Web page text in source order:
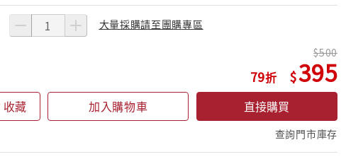
大量採購請至團購專區
79
500
395
收藏 加入購物車 直接購買
查詢門市庫存